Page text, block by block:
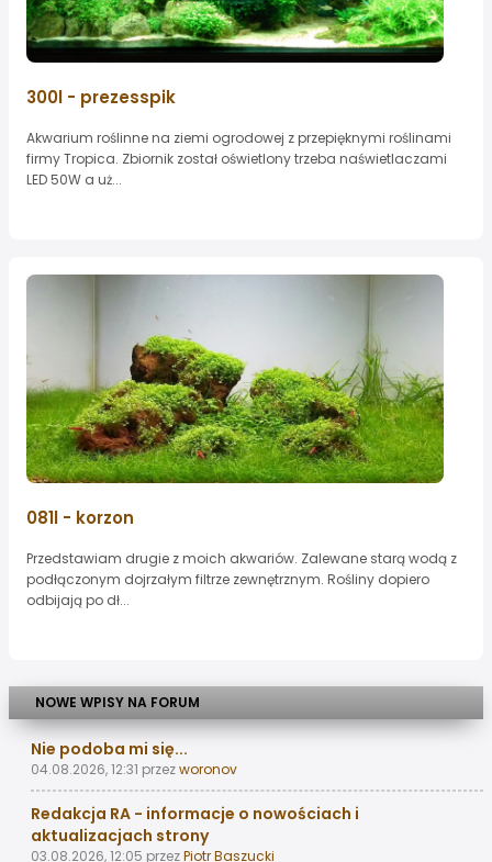
300l - prezesspik
Akwarium roślinne na ziemi ogrodowej z przepięknymi roślinami
firmy Tropica. Zbiornik został oświetlony trzeba naświetlaczami
LED 50W a uż...
081l - korzon
Przedstawiam drugie z moich akwariów. Zalewane starą wodą z
podłączonym dojrzałym filtrze zewnętrznym. Rośliny dopiero
odbijają po dł...
NOWE WPISY NA FORUM
Nie podoba mi się...
04.08.2026, 12:31 przezworonov
Redakcja RA - informacje o nowościach i
aktualizacjach strony
03.08.2026, 12:05 przezPiotr Baszucki